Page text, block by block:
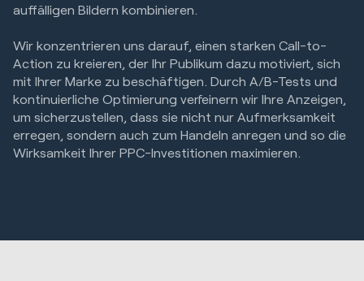
auffälligen Bildern kombinieren.
Wir konzentrieren uns darauf, einen starken Call-to-
Action zu kreieren, der Ihr Publikum dazu motiviert, sich
mit Ihrer Marke zu beschäftigen. Durch A/B-Tests und
kontinuierliche Optimierung verfeinern wir Ihre Anzeigen,
um sicherzustellen, dass sie nicht nur Aufmerksamkeit
erregen, sondern auch zum Handeln anregen und so die
Wirksamkeit Ihrer PPC-Investitionen maximieren.